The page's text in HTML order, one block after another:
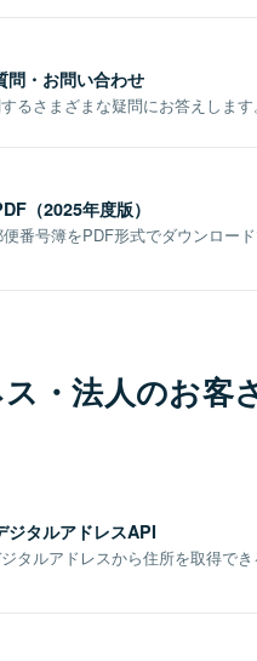
問・お問い合わせ
るさまざまな疑問にお答えします。
（2025年度版）
番号簿をPDF形式でダウンロー
・法人のお客
ジタルアドレスAPI
タルアドレスから住所を取得で